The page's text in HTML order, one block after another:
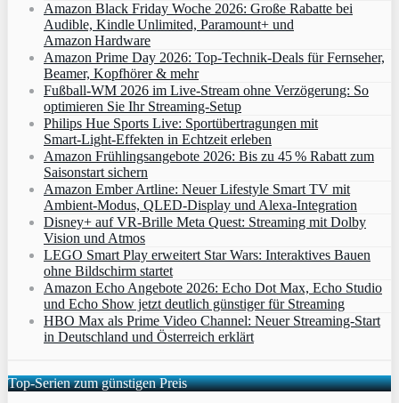
Amazon Black Friday Woche 2026: Große Rabatte bei
Audible, Kindle Unlimited, Paramount+ und
Amazon Hardware
Amazon Prime Day 2026: Top-Technik-Deals für Fernseher,
Beamer, Kopfhörer & mehr
Fußball-WM 2026 im Live-Stream ohne Verzögerung: So
optimieren Sie Ihr Streaming-Setup
Philips Hue Sports Live: Sportübertragungen mit
Smart‑Light‑Effekten in Echtzeit erleben
Amazon Frühlingsangebote 2026: Bis zu 45 % Rabatt zum
Saisonstart sichern
Amazon Ember Artline: Neuer Lifestyle Smart TV mit
Ambient‑Modus, QLED‑Display und Alexa‑Integration
Disney+ auf VR-Brille Meta Quest: Streaming mit Dolby
Vision und Atmos
LEGO Smart Play erweitert Star Wars: Interaktives Bauen
ohne Bildschirm startet
Amazon Echo Angebote 2026: Echo Dot Max, Echo Studio
und Echo Show jetzt deutlich günstiger für Streaming
HBO Max als Prime Video Channel: Neuer Streaming‑Start
in Deutschland und Österreich erklärt
Top-Serien zum günstigen Preis